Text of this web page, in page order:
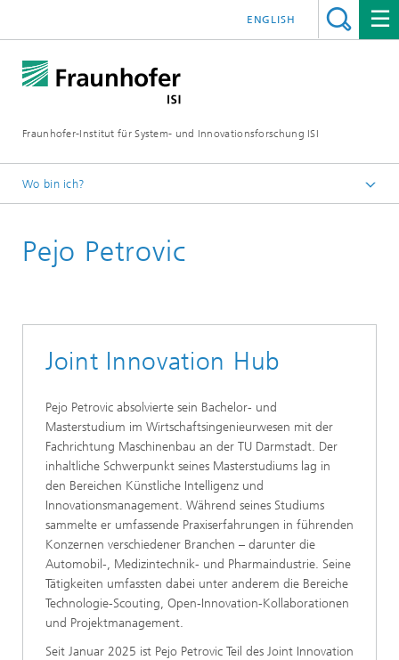
Fraunhofer-Institut für System- und Innovationsforschung ISI
ENGLISH
Wo bin ich?
Joint Innovation Hub
Pejo Petrovic
Joint Innovation Hub
Pejo Petrovic absolvierte sein Bachelor- und
Masterstudium im Wirtschaftsingenieurwesen mit der
Fachrichtung Maschinenbau an der TU Darmstadt. Der
inhaltliche Schwerpunkt seines Masterstudiums lag in
den Bereichen Künstliche Intelligenz und
Innovationsmanagement. Während seines Studiums
sammelte er umfassende Praxiserfahrungen in führenden
Konzernen verschiedener Branchen – darunter die
Automobil-, Medizintechnik- und Pharmaindustrie. Seine
Tätigkeiten umfassten dabei unter anderem die Bereiche
Technologie-Scouting, Open-Innovation-Kollaborationen
und Projektmanagement.
Seit Januar 2025 ist Pejo Petrovic Teil des Joint Innovation